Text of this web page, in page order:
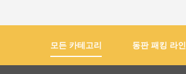
모든 카테고리 동판 패킹 라인